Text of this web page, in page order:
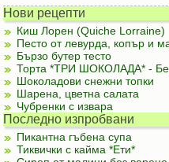
Нови рецепти
Киш Лорен (Quiche Lorraine)
Песто от левурда, копър и
Бързо бутер тесто
Торта *ТРИ ШОКОЛАДА* -
Шоколадови снежни топки
Шарена, цветна салата
Чубренки с извара
Последно изпробвани
Пикантна гъбена супа
Тиквички с кайма *Ети*